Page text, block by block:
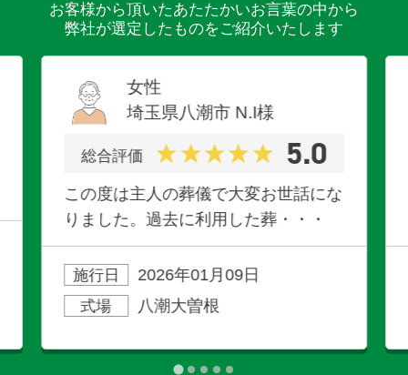
お客様から頂いたあたたかいお言葉の中から
弊社が選定したものをご紹介いたします
女性
埼玉県八潮市 N.I様
総合評価 5.0
この度は主人の葬儀で大変お世話にな
りました。過去に利用した葬・・・
施行日 2026年01月09日
式場 八潮大曽根
お得な会員価格!